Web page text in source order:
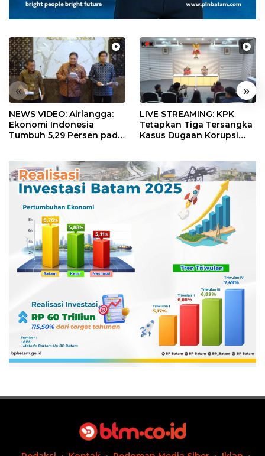
« »
NEWS VIDEO: Airlangga:
Ekonomi Indonesia
Tumbuh 5,29 Persen pada
LIVE STREAMING: KPK
Tetapkan Tiga Tersangka
Kasus Dugaan Korupsi